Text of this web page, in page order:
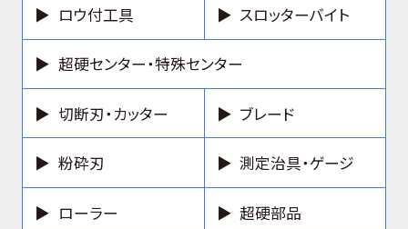
ロウ付工具 スロッターバイト
超硬センター・特殊センター
切断刃・カッター ブレード
粉砕刃 測定治具・ゲージ
ローラー 超硬部品